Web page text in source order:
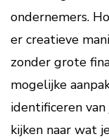
ondernemers.
er creatieve
zonder grote
mogelijke
identificeren
kijken naar wat